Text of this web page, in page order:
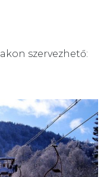
szervezhető: